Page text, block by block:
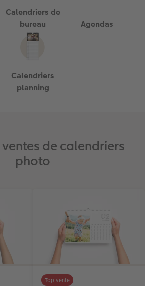
Calendriers de
bureau
Agendas
Calendriers
planning
de calendriers
photo
Top vente